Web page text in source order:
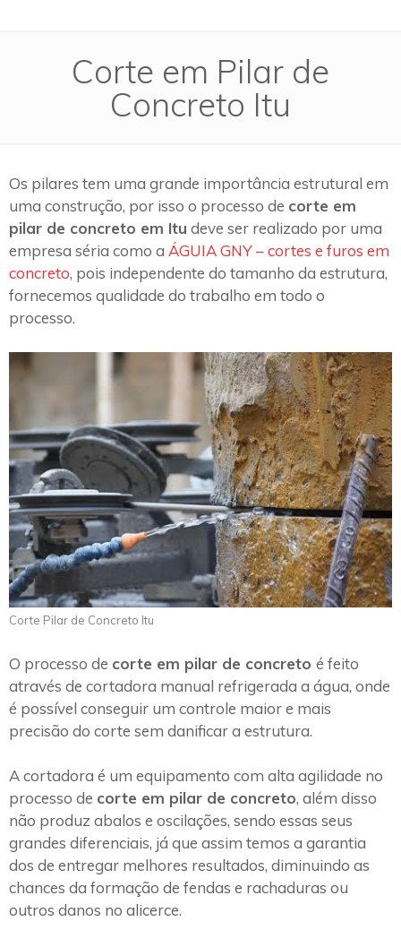
Corte em Pilar de
Concreto Itu
Os pilares tem uma grande importância estrutural em
uma construção, por isso o processo de corte em
pilar de concreto em Itu deve ser realizado por uma
empresa séria como a ÁGUIA GNY – cortes e furos em
concreto, pois independente do tamanho da estrutura,
fornecemos qualidade do trabalho em todo o
processo.
Corte Pilar de Concreto Itu
O processo de corte em pilar de concreto é feito
através de cortadora manual refrigerada a água, onde
é possível conseguir um controle maior e mais
precisão do corte sem danificar a estrutura.
A cortadora é um equipamento com alta agilidade no
processo de corte em pilar de concreto, além disso
não produz abalos e oscilações, sendo essas seus
grandes diferenciais, já que assim temos a garantia
dos de entregar melhores resultados, diminuindo as
chances da formação de fendas e rachaduras ou
outros danos no alicerce.